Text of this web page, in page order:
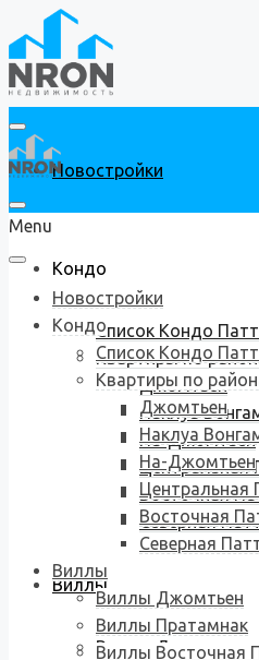
Новостройки
Кондо
Список Кондо
Квартиры по
Джомтьен
Наклуа
На-Джомтьен
Центральная
Восточная
Северная
Виллы
Виллы Джомтьен
Menu
Новостройки
Кондо
Список Кондо
Квартиры по
Джомтьен
Наклуа
На-Джомтьен
Центральная
Восточная
Северная
Виллы
Виллы Джомтьен
Виллы Пратамнак
Виллы Восточная